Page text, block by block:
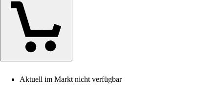
Aktuell im Markt nicht verfügbar